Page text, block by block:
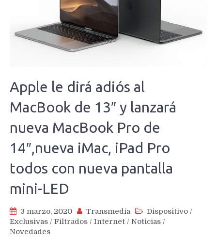
Apple le dirá adiós al
MacBook de 13″ y lanzará
nueva MacBook Pro de
14″,nueva iMac, iPad Pro
todos con nueva pantalla
mini-LED
3 marzo, 2020 Transmedia Dispositivo /
Exclusivas / Filtrados / Internet / Noticias /
Novedades